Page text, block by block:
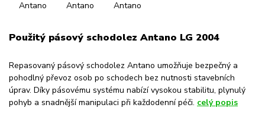
Použitý pásový schodolez Antano LG 2004
Repasovaný pásový schodolez Antano umožňuje bezpečný a
pohodlný převoz osob po schodech bez nutnosti stavebních
úprav. Díky pásovému systému nabízí vysokou stabilitu, plynulý
pohyb a snadnější manipulaci při každodenní péči. celý popis